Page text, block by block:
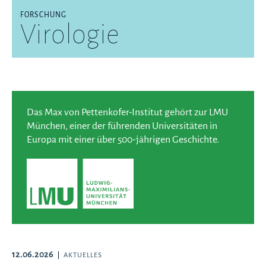
FORSCHUNG
Virologie
Das Max von Pettenkofer-Institut gehört zur LMU
München, einer der führenden Universitäten in
Europa mit einer über 500-jährigen Geschichte.
12.06.2026 AKTUELLES